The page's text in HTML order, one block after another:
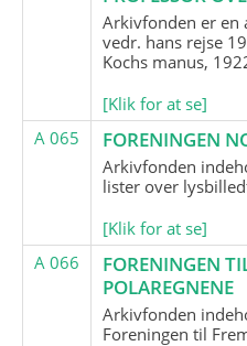
Arkivfonden er en
vedr. hans rejse
Kochs manus,
[Klik for at se]
A 065
FORENINGEN
Arkivfonden
lister over
[Klik for at se]
A 066
FORENINGEN
POLAREGNENE
Arkivfonden
Foreningen til